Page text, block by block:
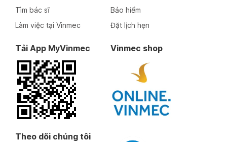
Tìm bác sĩ
Làm việc tại Vinmec
Bảo hiểm
Đặt lịch hẹn
Tải App MyVinmec Vinmec shop
Theo dõi chúng tôi